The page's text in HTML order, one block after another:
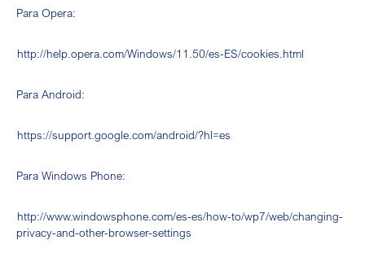
Para Opera:
http://help.opera.com/Windows/11.50/es-ES/cookies.html
Para Android:
https://support.google.com/android/?hl=es
Para Windows Phone:
http://www.windowsphone.com/es-es/how-to/wp7/web/changing-
privacy-and-other-browser-settings